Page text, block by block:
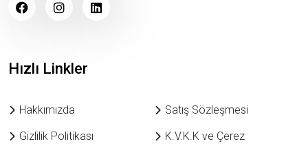
Hızlı Linkler
Hakkımızda
Satış Sözleşmesi
Gizlilik Politikası
K.V.K.K ve Çerez